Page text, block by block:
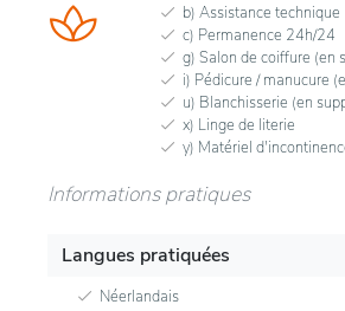
b) Assistance technique
c) Permanence 24h/24
g) Salon de coiffure (en
i) Pédicure / manucure
u) Blanchisserie (en
x) Linge de literie
y) Matériel
Informations pratiques
Langues pratiquées
Néerlandais